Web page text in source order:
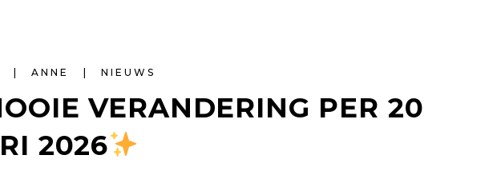
ANNE NIEUWS
VERANDERING PER 20
2026